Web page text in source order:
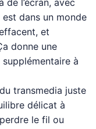
de l’écran, avec
dans un monde
et
donne une
à
transmedia juste
délicat à
le fil ou